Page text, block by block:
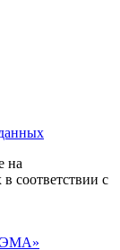
на
соответствии с